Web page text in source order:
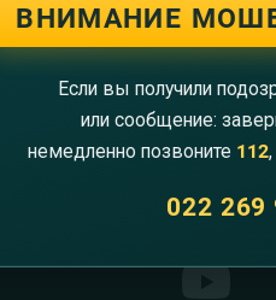
ВНИМАНИЕ
Если вы получили
или сообщение:
немедленно позвоните 112
022 269